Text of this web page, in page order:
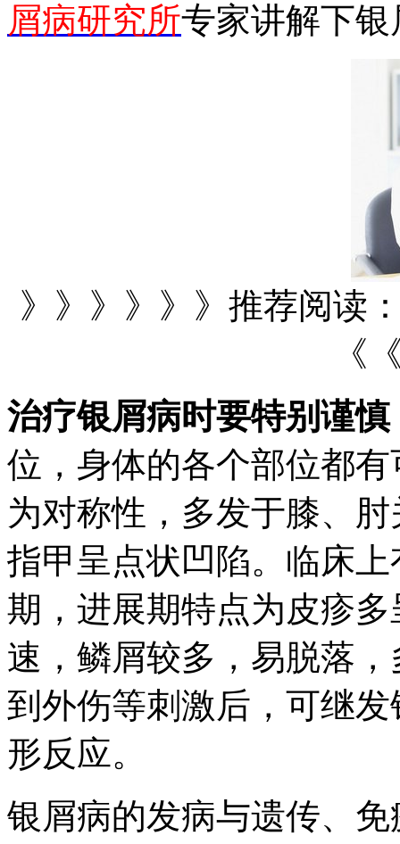
屑病研究所专家讲解下银
》》》》》》推荐阅读
《
治疗银屑病时要特别谨慎
位，身体的各个部位都
为对称性，多发于膝、
指甲呈点状凹陷。临床
期，进展期特点为皮疹
速，鳞屑较多，易脱落
到外伤等刺激后，可继
形反应。
银屑病的发病与遗传、